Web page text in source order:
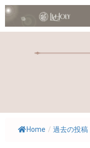
Home / 過去の投稿